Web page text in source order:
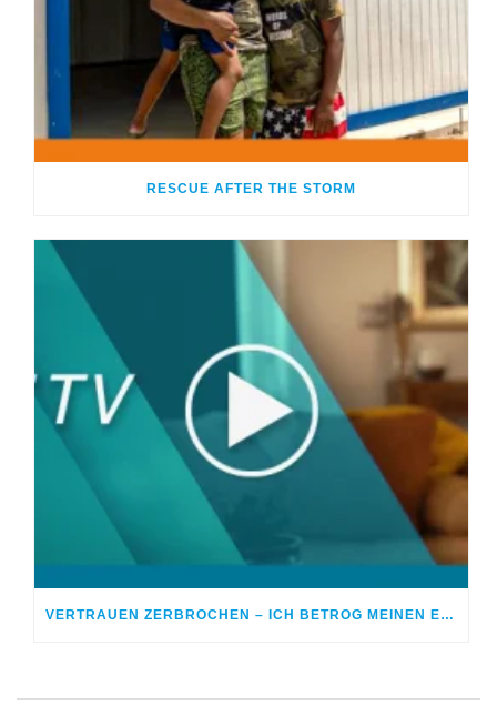
RESCUE AFTER THE STORM
VERTRAUEN ZERBROCHEN – ICH BETROG MEINEN EHEPARTNER